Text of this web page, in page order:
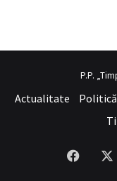
seks tecrübesinin ve
P.P.
Actualitate Politică